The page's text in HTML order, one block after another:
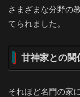
さまざまな分野の
てられました。
甘神家との関
それほど名門の家